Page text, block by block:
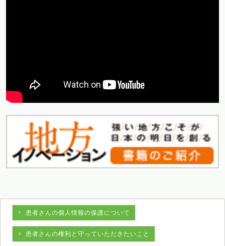
患者さんの個人情報の保護について
患者さんの権利と守っていただきたいこと